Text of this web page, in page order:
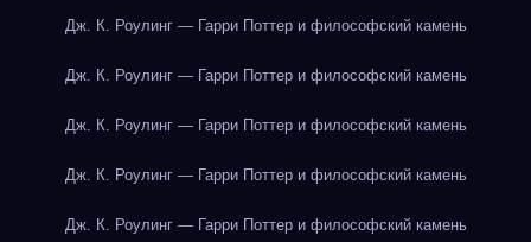
Дж. К. Роулинг — Гарри Поттер и философский камень
Дж. К. Роулинг — Гарри Поттер и философский камень
Дж. К. Роулинг — Гарри Поттер и философский камень
Дж. К. Роулинг — Гарри Поттер и философский камень
Дж. К. Роулинг — Гарри Поттер и философский камень